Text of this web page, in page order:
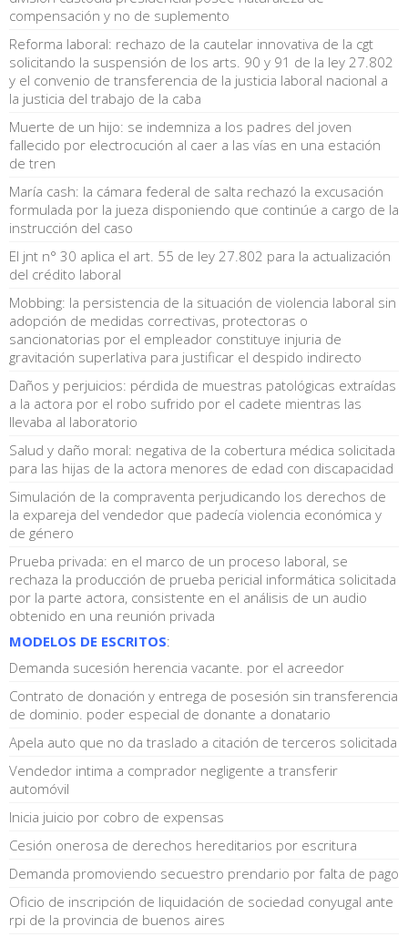
compensación y no de suplemento
Reforma laboral: rechazo de la cautelar innovativa de la cgt
solicitando la suspensión de los arts. 90 y 91 de la ley 27.802
y el convenio de transferencia de la justicia laboral nacional a
la justicia del trabajo de la caba
Muerte de un hijo: se indemniza a los padres del joven
fallecido por electrocución al caer a las vías en una estación
de tren
María cash: la cámara federal de salta rechazó la excusación
formulada por la jueza disponiendo que continúe a cargo de la
instrucción del caso
El jnt n° 30 aplica el art. 55 de ley 27.802 para la actualización
del crédito laboral
Mobbing: la persistencia de la situación de violencia laboral sin
adopción de medidas correctivas, protectoras o
sancionatorias por el empleador constituye injuria de
gravitación superlativa para justificar el despido indirecto
Daños y perjuicios: pérdida de muestras patológicas extraídas
a la actora por el robo sufrido por el cadete mientras las
llevaba al laboratorio
Salud y daño moral: negativa de la cobertura médica solicitada
para las hijas de la actora menores de edad con discapacidad
Simulación de la compraventa perjudicando los derechos de
la expareja del vendedor que padecía violencia económica y
de género
Prueba privada: en el marco de un proceso laboral, se
rechaza la producción de prueba pericial informática solicitada
por la parte actora, consistente en el análisis de un audio
obtenido en una reunión privada
MODELOS DE ESCRITOS:
Demanda sucesión herencia vacante. por el acreedor
Contrato de donación y entrega de posesión sin transferencia
de dominio. poder especial de donante a donatario
Apela auto que no da traslado a citación de terceros solicitada
Vendedor intima a comprador negligente a transferir
automóvil
Inicia juicio por cobro de expensas
Cesión onerosa de derechos hereditarios por escritura
Demanda promoviendo secuestro prendario por falta de pago
Oficio de inscripción de liquidación de sociedad conyugal ante
rpi de la provincia de buenos aires